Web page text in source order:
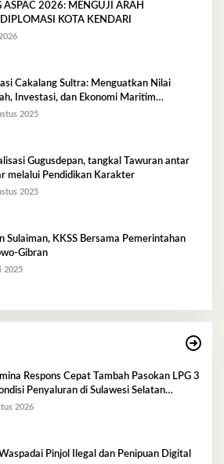
ASPAC 2026: MENGUJI ARAH
KOTA KENDARI
Cakalang Sultra: Menguatkan Nilai
Investasi, dan Ekonomi Maritim
2025
Gugusdepan, tangkal Tawuran antar
melalui Pendidikan Karakter
2025
Sulaiman, KKSS Bersama Pemerintahan
Gibran
2025
Respons Cepat Tambah Pasokan LPG 3
Penyaluran di Sulawesi Selatan
Kondusif
2026
Pinjol Ilegal dan Penipuan Digital